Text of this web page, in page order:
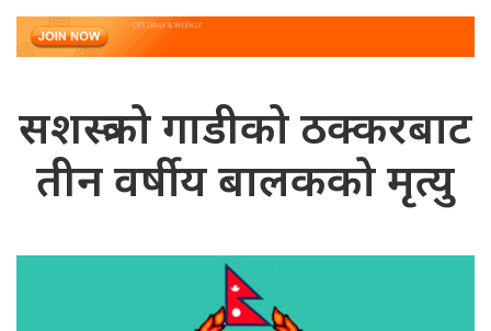
सशस्त्रको गाडीको ठक्करबाट
तीन वर्षीय बालकको मृत्यु